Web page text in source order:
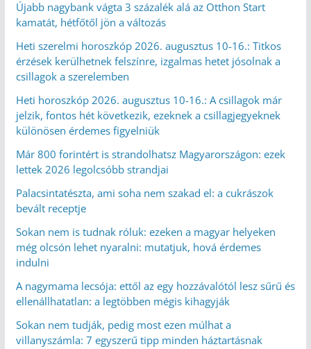
Újabb nagybank vágta 3 százalék alá az Otthon Start
kamatát, hétfőtől jön a változás
Heti szerelmi horoszkóp 2026. augusztus 10-16.: Titkos
érzések kerülhetnek felszínre, izgalmas hetet jósolnak a
csillagok a szerelemben
Heti horoszkóp 2026. augusztus 10-16.: A csillagok már
jelzik, fontos hét következik, ezeknek a csillagjegyeknek
különösen érdemes figyelniük
Már 800 forintért is strandolhatsz Magyarországon: ezek
lettek 2026 legolcsóbb strandjai
Palacsintatészta, ami soha nem szakad el: a cukrászok
bevált receptje
Sokan nem is tudnak róluk: ezeken a magyar helyeken
még olcsón lehet nyaralni: mutatjuk, hová érdemes
indulni
A nagymama lecsója: ettől az egy hozzávalótól lesz sűrű és
ellenállhatatlan: a legtöbben mégis kihagyják
Sokan nem tudják, pedig most ezen múlhat a
villanyszámla: 7 egyszerű tipp minden háztartásnak